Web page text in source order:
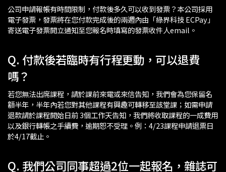
公司申請報帳有時間限制，付款後多久可以收到發票？本公司採用
電子發票，發票將在您付款完成後的兩週內由「綠界科技 ECPay」
寄送電子發票開立通知至您報名時填寫的發票收件人email。
Q. 付款後若臨時有行程更動，可以退費
嗎？
若您無法出席課程，請於課前來電或來信告知，我們會為您保留名
額半年，半年內若您對其他課程有興趣可轉移至該堂課；如需申請
退款請於課程開始日前 3個工作天告知，我們將收取課程的一成費用
以及銀行轉帳之手續費，逾期恕不受理。例：4/23課程申請退票日
於4/17截止。
Q. 我們公司同事超過2位一起報名，雜誌可